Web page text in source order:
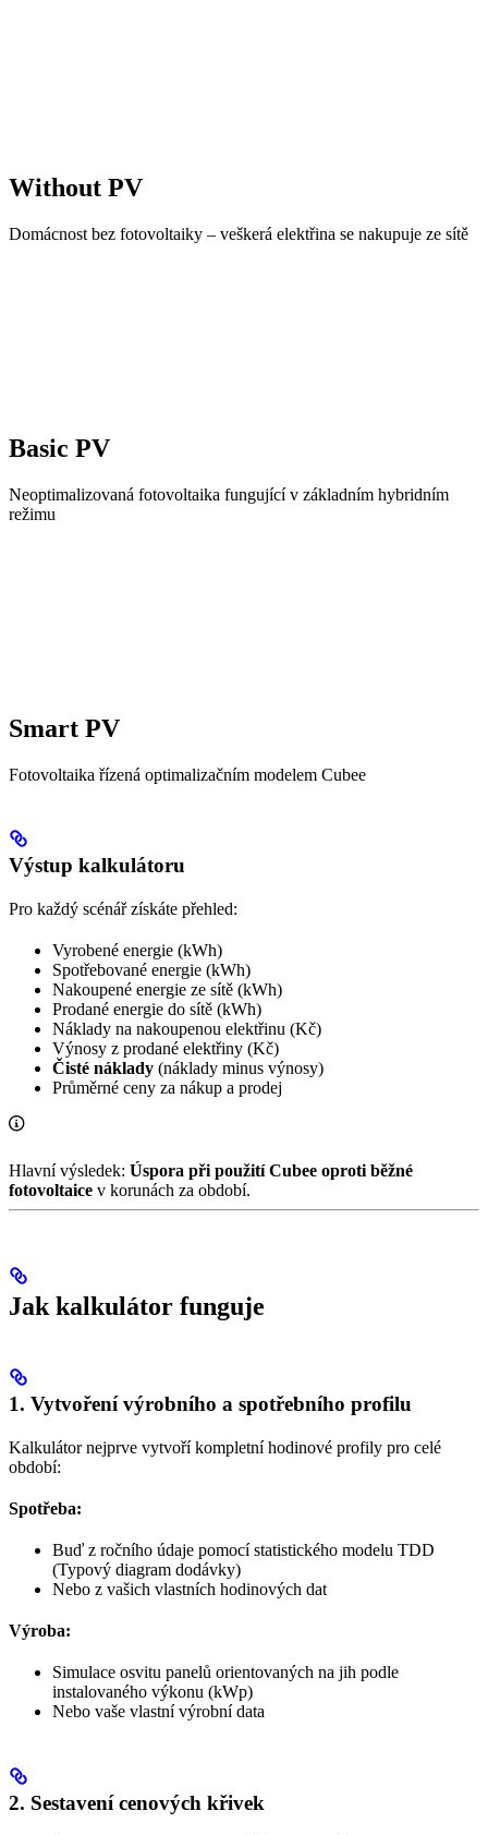
Without PV
Domácnost bez fotovoltaiky – veškerá elektřina se nakupuje ze sítě
Basic PV
Neoptimalizovaná fotovoltaika fungující v základním hybridním
režimu
Smart PV
Fotovoltaika řízená optimalizačním modelem Cubee
Výstup kalkulátoru
Pro každý scénář získáte přehled:
Vyrobené energie (kWh)
Spotřebované energie (kWh)
Nakoupené energie ze sítě (kWh)
Prodané energie do sítě (kWh)
Náklady na nakoupenou elektřinu (Kč)
Výnosy z prodané elektřiny (Kč)
Čisté náklady (náklady minus výnosy)
Průměrné ceny za nákup a prodej
Hlavní výsledek: Úspora při použití Cubee oproti běžné
fotovoltaice v korunách za období.
Jak kalkulátor funguje
1. Vytvoření výrobního a spotřebního profilu
Kalkulátor nejprve vytvoří kompletní hodinové profily pro celé
období:
Spotřeba:
Buď z ročního údaje pomocí statistického modelu TDD
(Typový diagram dodávky)
Nebo z vašich vlastních hodinových dat
Výroba:
Simulace osvitu panelů orientovaných na jih podle
instalovaného výkonu (kWp)
Nebo vaše vlastní výrobní data
2. Sestavení cenových křivek